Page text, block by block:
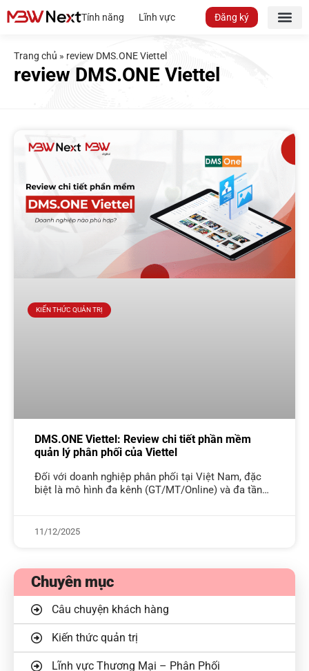
Tính năng Lĩnh vực Đăng ký
Trang chủ » review DMS.ONE Viettel
review DMS.ONE Viettel
KIẾN THỨC QUẢN TRỊ
DMS.ONE Viettel: Review chi tiết phần mềm
quản lý phân phối của Viettel
Đối với doanh nghiệp phân phối tại Việt Nam, đặc
biệt là mô hình đa kênh (GT/MT/Online) và đa tầng
11/12/2025
Chuyên mục
Câu chuyện khách hàng
Kiến thức quản trị
Lĩnh vực Thương Mại – Phân Phối